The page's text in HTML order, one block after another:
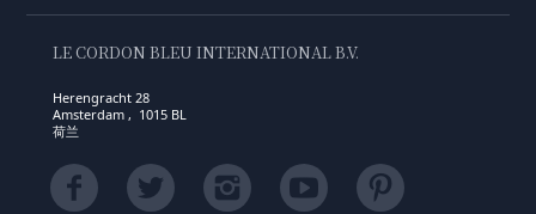
LE CORDON BLEU INTERNATIONAL B.V.
Herengracht 28
Amsterdam , 1015 BL
荷兰